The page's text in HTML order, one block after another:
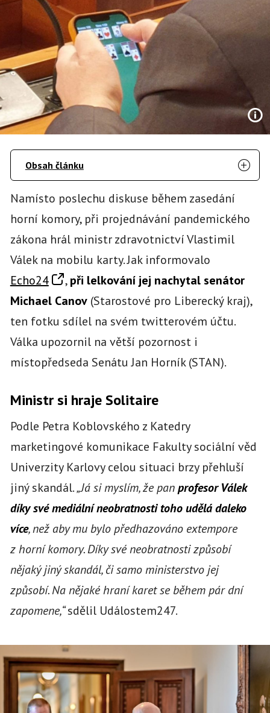
Obsah článku
Namísto poslechu diskuse během zasedání
horní komory, při projednávání pandemického
zákona hrál ministr zdravotnictví Vlastimil
Válek na mobilu karty. Jak informovalo
Echo24
,při lelkování jej nachytal senátor
Michael Canov(Starostové pro Liberecký kraj),
ten fotku sdílel na svém twitterovém účtu.
Válka upozornil na větší pozornost i
místopředseda Senátu Jan Horník (STAN).
Ministr si hraje Solitaire
Podle Petra Koblovského z Katedry
marketingové komunikace Fakulty sociální věd
Univerzity Karlovy celou situaci brzy přehluší
jiný skandál.„Já si myslím, že panprofesor Válek
díky své mediální neobratnosti toho udělá daleko
více, než aby mu bylo předhazováno extempore
z horní komory. Díky své neobratnosti způsobí
nějaký jiný skandál, či samo ministerstvo jej
způsobí. Na nějaké hraní karet se během pár dní
zapomene,“sdělil Událostem247.